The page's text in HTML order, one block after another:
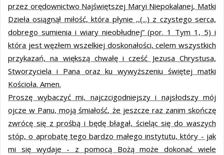
przez orędownictwo Najświętszej Maryi Niepokalanej, Matki
Dzieła osiągnął miłość, która płynie ,,(...) z czystego serca,
dobrego sumienia i wiary nieobłudnej” (por. 1 Tym 1, 5) i
która jest węzłem wszelkiej doskonałości, celem wszystkich
przykazań, na większą chwałę i cześć Jezusa Chrystusa,
Stworzyciela i Pana oraz ku wywyższeniu świętej matki
Kościoła. Amen.
Proszę wybaczyć mi, najczcigodniejszy i najsłodszy mój
ojcze w Panu, moją śmiałość, że jeszcze raz zanim skończę
zwrócę się z prośbą i będę błagał, ścieląc się do waszych
stóp, o aprobatę tego bardzo małego instytutu, który - jak
mi się wydaje - z pomocą Bożą może dokonać wiele